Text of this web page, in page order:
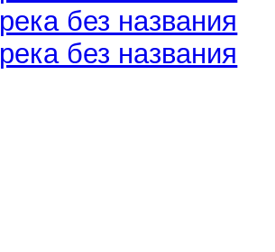
река без названия
река без названия